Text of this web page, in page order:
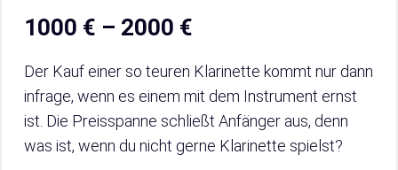
1000 € – 2000 €
Der Kauf einer so teuren Klarinette kommt nur dann
infrage, wenn es einem mit dem Instrument ernst
ist. Die Preisspanne schließt Anfänger aus, denn
was ist, wenn du nicht gerne Klarinette spielst?